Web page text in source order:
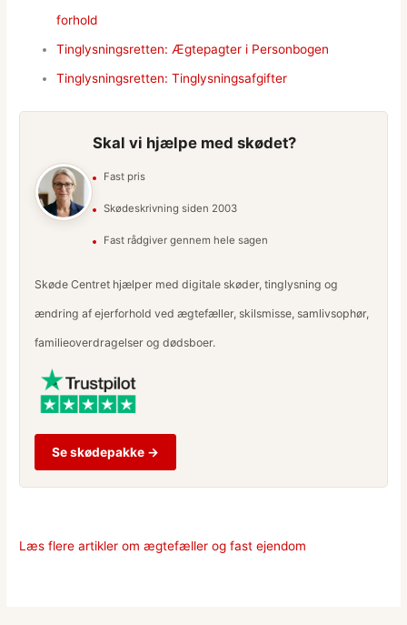
forhold
Tinglysningsretten: Ægtepagter i Personbogen
Tinglysningsretten: Tinglysningsafgifter
Skal vi hjælpe med skødet?
Fast pris
Skødeskrivning siden 2003
Fast rådgiver gennem hele sagen
Skøde Centret hjælper med digitale skøder, tinglysning og
ændring af ejerforhold ved ægtefæller, skilsmisse, samlivsophør,
familieoverdragelser og dødsboer.
Se skødepakke →
Læs flere artikler om ægtefæller og fast ejendom